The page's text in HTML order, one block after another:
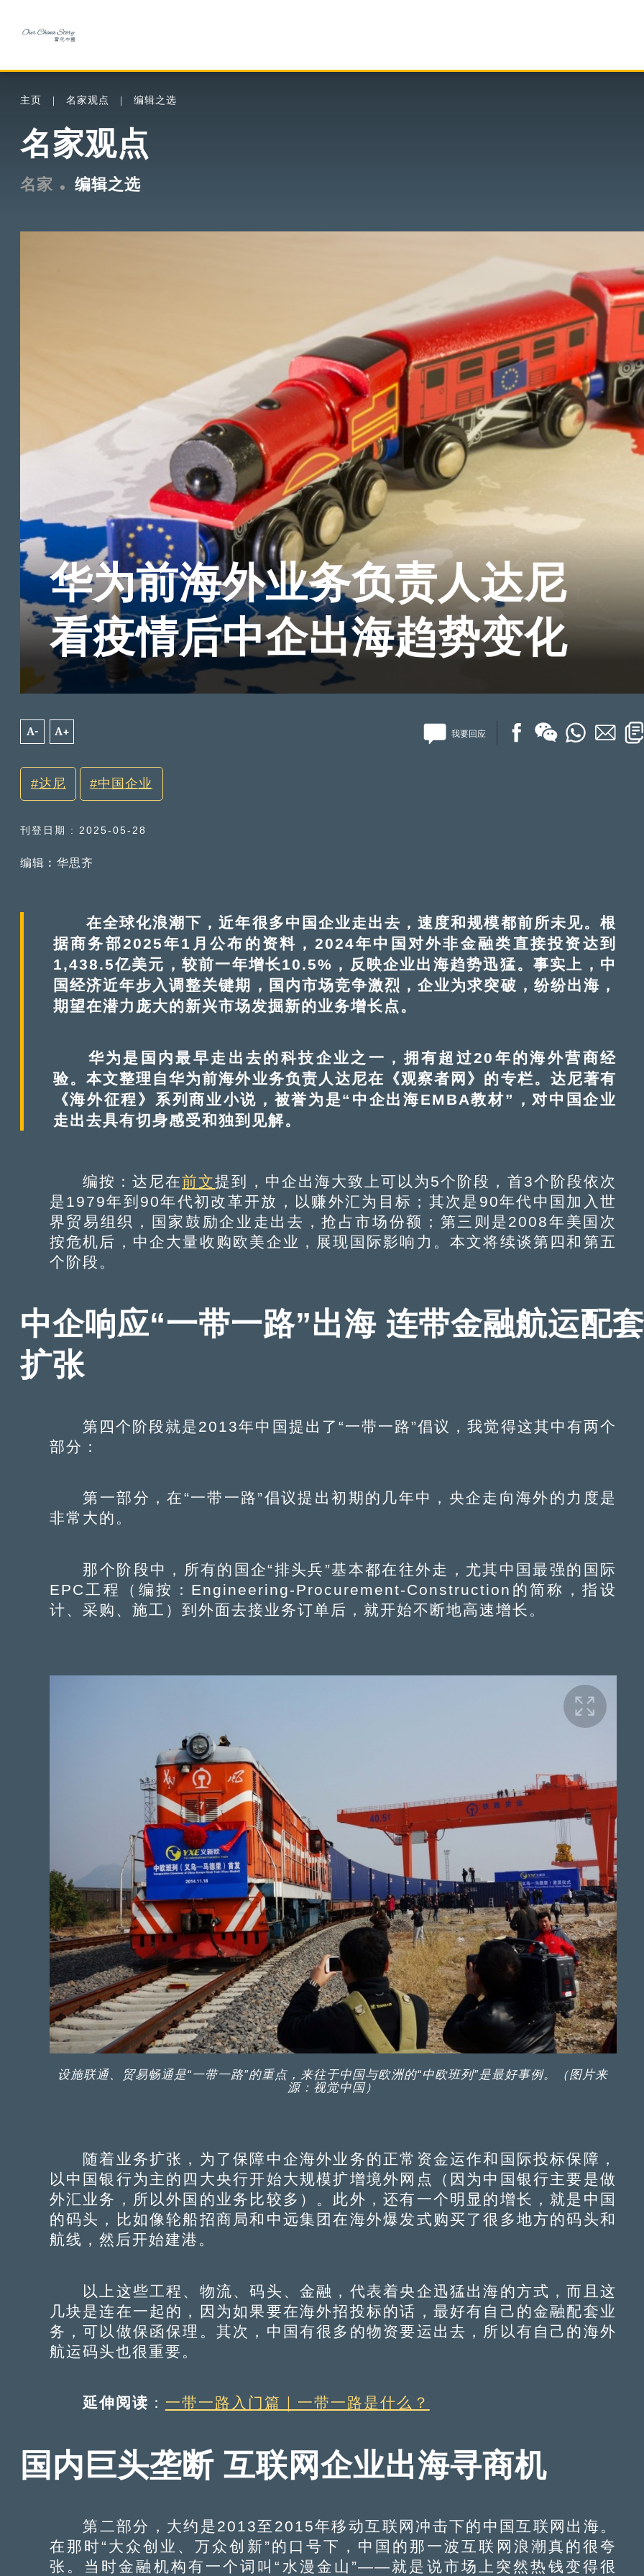
主页 名家观点 编辑之选
名家观点
名家 编辑之选
华为前海外业务负责人达尼
看疫情后中企出海趋势变化
A- A+ 我要回应
达尼 中国企业
刊登日期 : 2025-05-28
编辑︰华思齐
在全球化浪潮下，近年很多中国企业走出去，速度和规模都前所未见。根
据商务部2025年1月公布的资料，2024年中国对外非金融类直接投资达到
1,438.5亿美元，较前一年增长10.5%，反映企业出海趋势迅猛。事实上，中
国经济近年步入调整关键期，国内市场竞争激烈，企业为求突破，纷纷出海，
期望在潜力庞大的新兴市场发掘新的业务增长点。
华为是国内最早走出去的科技企业之一，拥有超过20年的海外营商经
验。本文整理自华为前海外业务负责人达尼在《观察者网》的专栏。达尼著有
《海外征程》系列商业小说，被誉为是“中企出海EMBA教材”，对中国企业
走出去具有切身感受和独到见解。
编按：达尼在前文提到，中企出海大致上可以为5个阶段，首3个阶段依次
是1979年到90年代初改革开放，以赚外汇为目标；其次是90年代中国加入世
界贸易组织，国家鼓励企业走出去，抢占市场份额；第三则是2008年美国次
按危机后，中企大量收购欧美企业，展现国际影响力。本文将续谈第四和第五
个阶段。
中企响应“一带一路”出海 连带金融航运配
扩张
第四个阶段就是2013年中国提出了“一带一路”倡议，我觉得这其中有两个
部分：
第一部分，在“一带一路”倡议提出初期的几年中，央企走向海外的力度是
非常大的。
那个阶段中，所有的国企“排头兵”基本都在往外走，尤其中国最强的国际
EPC工程（编按：Engineering-Procurement-Construction的简称，指设
计、采购、施工）到外面去接业务订单后，就开始不断地高速增长。
设施联通、贸易畅通是“一带一路”的重点，来往于中国与欧洲的“中欧班列”是最好事例。（图片来
源：视觉中国）
随着业务扩张，为了保障中企海外业务的正常资金运作和国际投标保障，
以中国银行为主的四大央行开始大规模扩增境外网点（因为中国银行主要是做
外汇业务，所以外国的业务比较多）。此外，还有一个明显的增长，就是中国
的码头，比如像轮船招商局和中远集团在海外爆发式购买了很多地方的码头和
航线，然后开始建港。
以上这些工程、物流、码头、金融，代表着央企迅猛出海的方式，而且这
几块是连在一起的，因为如果要在海外招投标的话，最好有自己的金融配套业
务，可以做保函保理。其次，中国有很多的物资要运出去，所以有自己的海外
航运码头也很重要。
延伸阅读 ： 一带一路入门篇｜一带一路是什么？
国内巨头垄断 互联网企业出海寻商机
第二部分，大约是2013至2015年移动互联网冲击下的中国互联网出海。
在那时“大众创业、万众创新”的口号下，中国的那一波互联网浪潮真的很夸
张。当时金融机构有一个词叫“水漫金山”——就是说市场上突然热钱变得很